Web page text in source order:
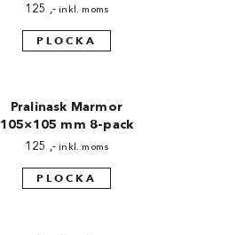
125 ,- inkl. moms
PLOCKA
Pralinask Marmor
105×105 mm 8-pack
125 ,- inkl. moms
PLOCKA